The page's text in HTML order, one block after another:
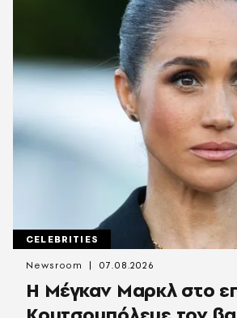
CELEBRITIES
Η Μέγκαν Μαρκλ στο
Newsroom 07.08.2026